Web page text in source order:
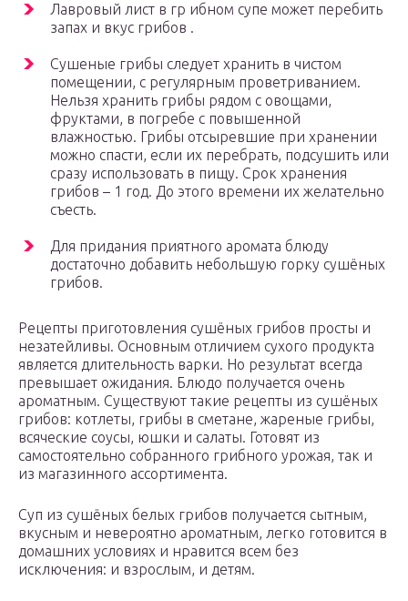
Лавровый лист в гр ибном супе может перебить
запах и вкус грибов .
Сушеные грибы следует хранить в чистом
помещении, с регулярным проветриванием.
Нельзя хранить грибы рядом с овощами,
фруктами, в погребе с повышенной
влажностью. Грибы отсыревшие при хранении
можно спасти, если их перебрать, подсушить или
сразу использовать в пищу. Срок хранения
грибов – 1 год. До этого времени их желательно
съесть.
Для придания приятного аромата блюду
достаточно добавить небольшую горку сушёных
грибов.
Рецепты приготовления сушёных грибов просты и
незатейливы. Основным отличием сухого продукта
является длительность варки. Но результат всегда
превышает ожидания. Блюдо получается очень
ароматным. Существуют такие рецепты из сушёных
грибов: котлеты, грибы в сметане, жареные грибы,
всяческие соусы, юшки и салаты. Готовят из
самостоятельно собранного грибного урожая, так и
из магазинного ассортимента.
Суп из сушёных белых грибов получается сытным,
вкусным и невероятно ароматным, легко готовится в
домашних условиях и нравится всем без
исключения: и взрослым, и детям.